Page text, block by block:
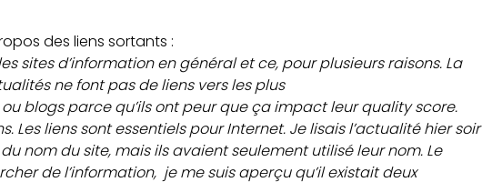
des liens sortants :
sites d’information en général et ce, pour plusieurs raisons. La
ne font pas de liens vers les plus
blogs parce qu’ils ont peur que ça impact leur quality score.
Les liens sont essentiels pour Internet. Je lisais l’actualité hier soir
nom du site, mais ils avaient seulement utilisé leur nom. Le
de l’information, je me suis aperçu qu’il existait deux